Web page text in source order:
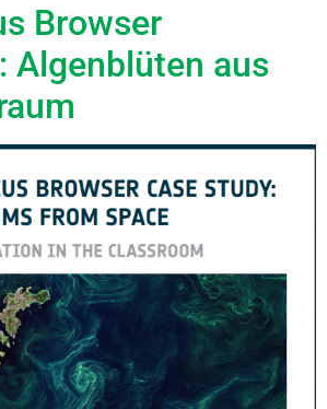
Browser
Algenblüten aus